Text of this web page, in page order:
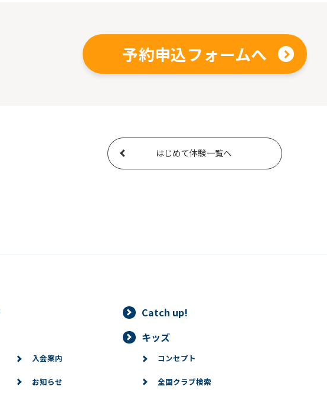
予約申込フォームへ
はじめて体験一覧へ
Catch up!
入会案内
お知らせ
キッズ
コンセプト
全国クラブ検索